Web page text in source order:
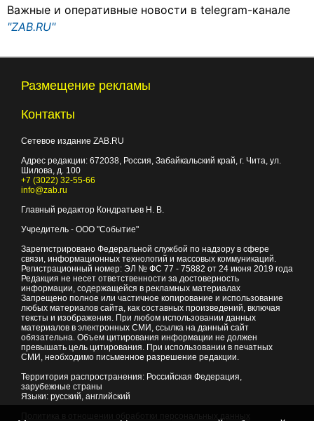
Важные и оперативные новости в telegram-канале
"ZAB.RU"
Размещение рекламы
Контакты
Сетевое издание ZAB.RU
Адрес редакции: 672038, Россия, Забайкальский край, г. Чита, ул.
Шилова, д. 100
+7 (3022) 32-55-66
info@zab.ru
Главный редактор Кондратьев Н. В.
Учредитель - ООО "Событие"
Зарегистрировано Федеральной службой по надзору в сфере
связи, информационных технологий и массовых коммуникаций.
Регистрационный номер: ЭЛ № ФС 77 - 75882 от 24 июня 2019 года
Редакция не несет ответственности за достоверность
информации, содержащейся в рекламных материалах
Запрещено полное или частичное копирование и использование
любых материалов сайта, как составных произведений, включая
тексты и изображения. При любом использовании данных
материалов в электронных СМИ, ссылка на данный сайт
обязательна. Объем цитирования информации не должен
превышать цель цитирования. При использовании в печатных
СМИ, необходимо письменное разрешение редакции.
Территория распространения: Российская Федерация,
зарубежные страны
Языки: русский, английский